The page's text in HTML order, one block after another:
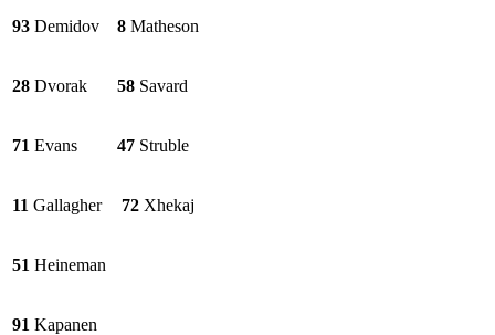
93 Demidov 8 Matheson
28 Dvorak 58 Savard
71 Evans 47 Struble
11 Gallagher 72 Xhekaj
51 Heineman
91 Kapanen